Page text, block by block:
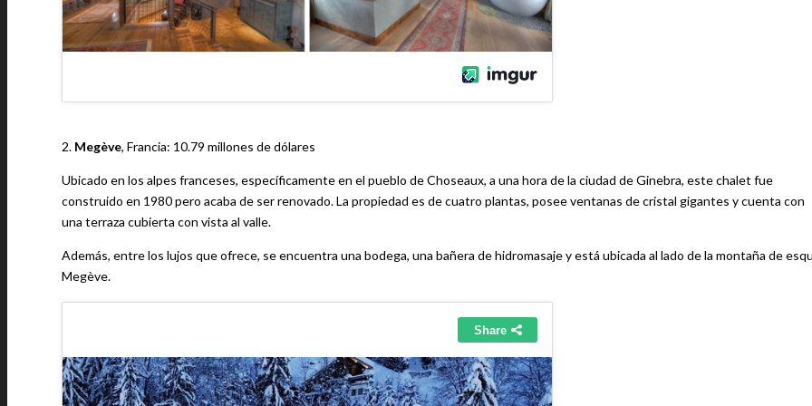
2. Megève, Francia: 10.79 millones de dólares
Ubicado en los alpes franceses, específicamente en el pueblo de Choseaux, a una hora de la ciudad de Ginebra, este chalet fue
construido en 1980 pero acaba de ser renovado. La propiedad es de cuatro plantas, posee ventanas de cristal gigantes y cuenta con
una terraza cubierta con vista al valle.
Además, entre los lujos que ofrece, se encuentra una bodega, una bañera de hidromasaje y está ubicada al lado de la montaña de
Megève.